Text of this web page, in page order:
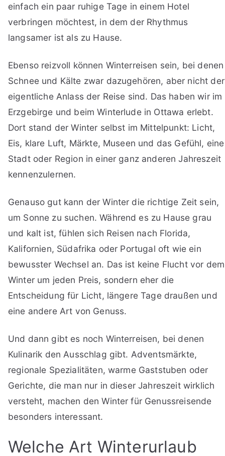
einfach ein paar ruhige Tage in einem Hotel
verbringen möchtest, in dem der Rhythmus
langsamer ist als zu Hause.
Ebenso reizvoll können Winterreisen sein, bei denen
Schnee und Kälte zwar dazugehören, aber nicht der
eigentliche Anlass der Reise sind. Das haben wir im
Erzgebirge und beim Winterlude in Ottawa erlebt.
Dort stand der Winter selbst im Mittelpunkt: Licht,
Eis, klare Luft, Märkte, Museen und das Gefühl, eine
Stadt oder Region in einer ganz anderen Jahreszeit
kennenzulernen.
Genauso gut kann der Winter die richtige Zeit sein,
um Sonne zu suchen. Während es zu Hause grau
und kalt ist, fühlen sich Reisen nach Florida,
Kalifornien, Südafrika oder Portugal oft wie ein
bewusster Wechsel an. Das ist keine Flucht vor dem
Winter um jeden Preis, sondern eher die
Entscheidung für Licht, längere Tage draußen und
eine andere Art von Genuss.
Und dann gibt es noch Winterreisen, bei denen
Kulinarik den Ausschlag gibt. Adventsmärkte,
regionale Spezialitäten, warme Gaststuben oder
Gerichte, die man nur in dieser Jahreszeit wirklich
versteht, machen den Winter für Genussreisende
besonders interessant.
Welche Art Winterurlaub